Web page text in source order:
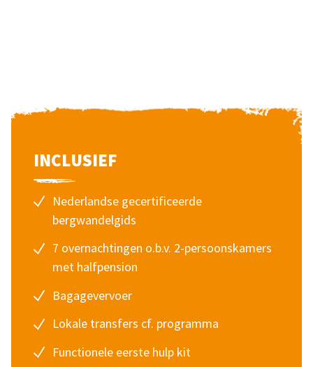
INCLUSIEF
Nederlandse gecertificeerde
bergwandelgids
7 overnachtingen o.b.v. 2-persoonskamers
met halfpension
Bagagevervoer
Lokale transfers cf. programma
Functionele eerste hulp kit